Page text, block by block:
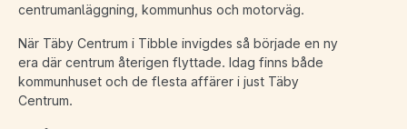
centrumanläggning, kommunhus och motorväg.
När Täby Centrum i Tibble invigdes så började en ny
era där centrum återigen flyttade. Idag finns både
kommunhuset och de flesta affärer i just Täby
Centrum.